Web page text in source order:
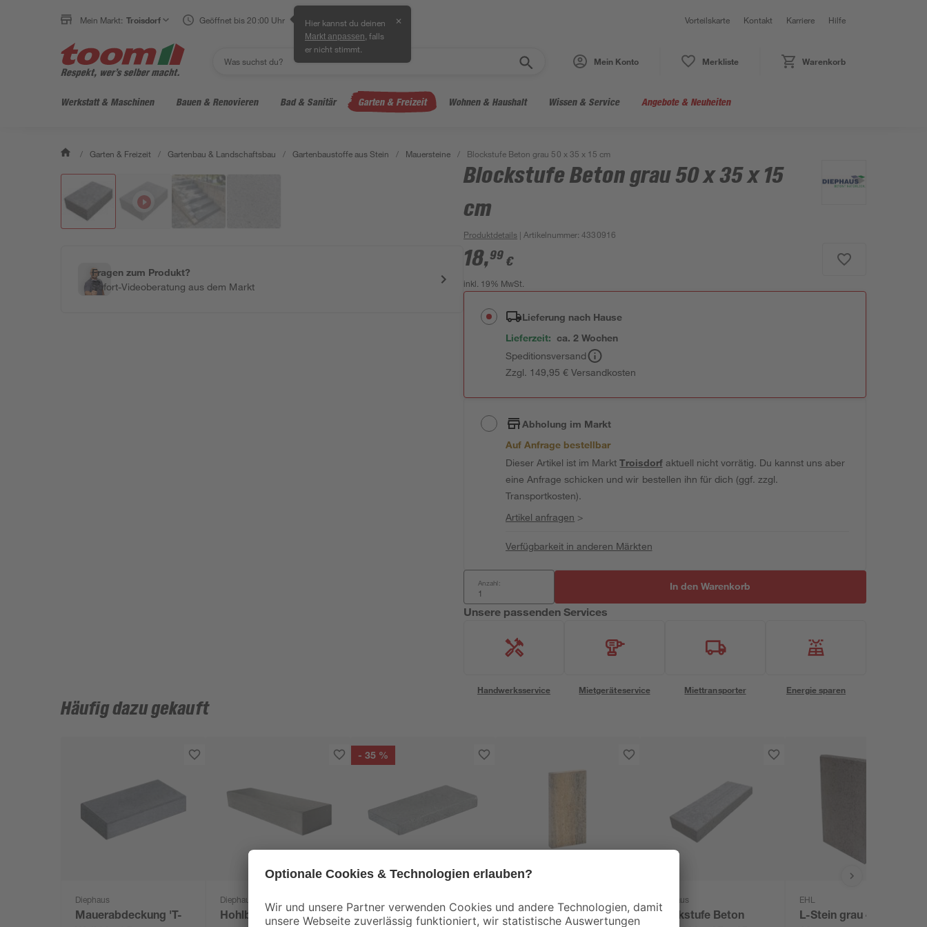
Mein Markt: Troisdorf Geöffnet bis 20:00 Uhr Hier kannst du deinen
Markt anpassen , falls
er nicht stimmt.
✕ Vorteilskarte Kontakt Karriere Hilfe
Mein Konto Merkliste Warenkorb
Werkstatt & Maschinen Bauen & Renovieren Bad & Sanitär Garten & Freizeit Wohnen & Haushalt Wissen & Service Angebote & Neuheiten
/ Garten & Freizeit / Gartenbau & Landschaftsbau / Gartenbaustoffe aus Stein / Mauersteine / Blockstufe Beton grau 50 x 35 x 15 cm
Fragen zum Produkt?
Sofort-Videoberatung aus dem Markt
Blockstufe Beton grau 50 x 35 x 15
cm
Produktdetails | Artikelnummer:4330916
18,99 €
inkl. 19% MwSt.
Lieferung nach Hause
Lieferzeit: ca. 2 Wochen
Speditionsversand
Zzgl. 149,95 € Versandkosten
Abholung im Markt
Auf Anfrage bestellbar
Dieser Artikel ist im MarktTroisdorfaktuell nicht vorrätig. Du kannst uns aber
eine Anfrage schicken und wir bestellen ihn für dich (ggf. zzgl.
Transportkosten).
Artikel anfragen >
Verfügbarkeit in anderen Märkten
Anzahl: In den Warenkorb
Unsere passenden Services
Handwerksservice Mietgeräteservice Miettransporter Energie sparen
Häufig dazu gekauft
Diephaus
Mauerabdeckung 'T-
Diephaus
Hohlblockstufe Beton
- 35 %
Mauerabdeckung 'T-
Palisade 'T-Fence
Diephaus
Blockstufe Beton
EHL
L-Stein grau 40 x 30 x